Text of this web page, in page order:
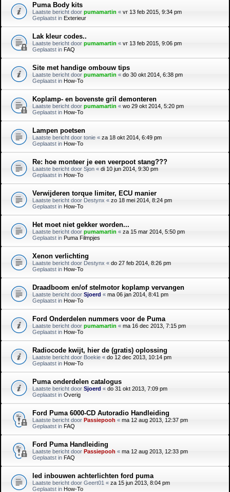
Puma Body kits
Laatste bericht door pumamartin « vr 13 feb 2015, 9:34 pm
Geplaatst in Exterieur
Lak kleur codes..
Laatste bericht door pumamartin « vr 13 feb 2015, 9:06 pm
Geplaatst in FAQ
Site met handige ombouw tips
Laatste bericht door pumamartin « do 30 okt 2014, 6:38 pm
Geplaatst in How-To
Koplamp- en bovenste gril demonteren
Laatste bericht door pumamartin « wo 29 okt 2014, 5:20 pm
Geplaatst in How-To
Lampen poetsen
Laatste bericht door tonie « za 18 okt 2014, 6:49 pm
Geplaatst in How-To
Re: hoe monteer je een veerpoot stang???
Laatste bericht door Sjon « di 10 jun 2014, 9:30 pm
Geplaatst in How-To
Verwijderen torque limiter, ECU manier
Laatste bericht door Destynx « zo 18 mei 2014, 8:24 pm
Geplaatst in How-To
Het moet niet gekker worden...
Laatste bericht door pumamartin « za 15 mar 2014, 5:50 pm
Geplaatst in Puma Filmpjes
Xenon verlichting
Laatste bericht door Destynx « do 27 feb 2014, 8:26 pm
Geplaatst in How-To
Draadboom en/of stelmotor koplamp vervangen
Laatste bericht door Sjoerd « ma 06 jan 2014, 8:41 pm
Geplaatst in How-To
Ford Onderdelen nummers voor de Puma
Laatste bericht door pumamartin « ma 16 dec 2013, 7:15 pm
Geplaatst in How-To
Radiocode kwijt, hier de (gratis) oplossing
Laatste bericht door Boekie « do 12 dec 2013, 10:14 pm
Geplaatst in How-To
Puma onderdelen catalogus
Laatste bericht door Sjoerd « do 31 okt 2013, 7:09 pm
Geplaatst in Overig
Ford Puma 6000-CD Autoradio Handleiding
Laatste bericht door Passiepooh « ma 12 aug 2013, 12:37 pm
Geplaatst in FAQ
Ford Puma Handleiding
Laatste bericht door Passiepooh « ma 12 aug 2013, 12:33 pm
Geplaatst in FAQ
led inbouwen achterlichten ford puma
Laatste bericht door Geert01 « za 15 jun 2013, 8:04 pm
Geplaatst in How-To